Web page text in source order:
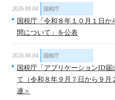
2026.08.04 国税庁
国税庁「令和８年１０月１日
間について」を公表
2026.08.04 国税庁
国税庁「アプリケーションID
て（令和８年９月７日から９月
連＞